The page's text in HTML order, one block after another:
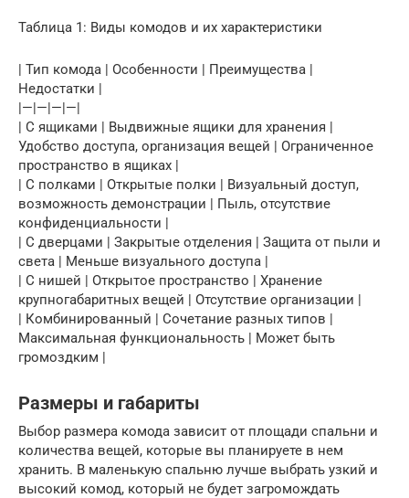
Таблица 1: Виды комодов и их характеристики
| Тип комода | Особенности | Преимущества |
Недостатки |
|—|—|—|—|
| С ящиками | Выдвижные ящики для хранения |
Удобство доступа, организация вещей | Ограниченное
пространство в ящиках |
| С полками | Открытые полки | Визуальный доступ,
возможность демонстрации | Пыль, отсутствие
конфиденциальности |
| С дверцами | Закрытые отделения | Защита от пыли и
света | Меньше визуального доступа |
| С нишей | Открытое пространство | Хранение
крупногабаритных вещей | Отсутствие организации |
| Комбинированный | Сочетание разных типов |
Максимальная функциональность | Может быть
громоздким |
Размеры и габариты
Выбор размера комода зависит от площади спальни и
количества вещей, которые вы планируете в нем
хранить. В маленькую спальню лучше выбрать узкий и
высокий комод, который не будет загромождать